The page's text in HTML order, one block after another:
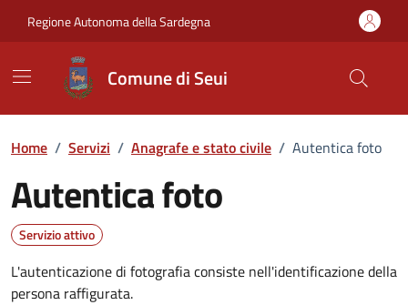
Regione Autonoma della Sardegna
Comune di Seui
Home / Servizi / Anagrafe e stato civile / Autentica foto
Autentica foto
Dettagli del servizio
Servizio attivo
L'autenticazione di fotografia consiste nell'identificazione della
persona raffigurata.